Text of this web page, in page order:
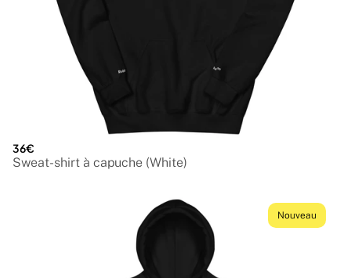
36€
Sweat-shirt à capuche (White)
Nouveau